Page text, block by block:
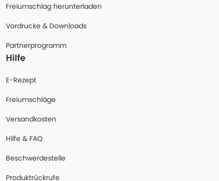
Freiumschlag herunterladen
Vordrucke & Downloads
Partnerprogramm
Hilfe
E-Rezept
Freiumschläge
Versandkosten
Hilfe & FAQ
Beschwerdestelle
Produktrückrufe